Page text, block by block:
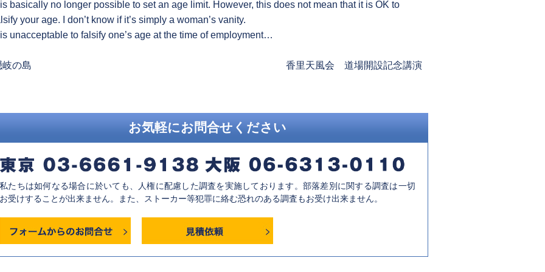
is basically no longer possible to set an age limit. However, this does not mean that it is OK to
your age. I don’t know if it’s simply a woman’s vanity.
is unacceptable to falsify one’s age at the time of employment…
岐の島 Next
香里天風会 道場開設記念講演
お気軽にお問合せください
私たちは如何なる場合に於いても、人権に配慮した調査を実施しております。部落差別に関する調査は一切
お受けすることが出来ません。また、ストーカー等犯罪に絡む恐れのある調査もお受け出来ません。